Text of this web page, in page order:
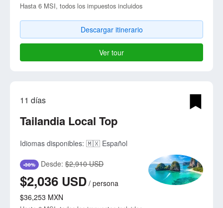
Hasta 6 MSI, todos los impuestos incluidos
Descargar itinerario
Ver tour
11 días
Tailandia Local Top
Idiomas disponibles: 🇲🇽 Español
-30% Desde: $2,910 USD
$2,036 USD / persona
$36,253 MXN